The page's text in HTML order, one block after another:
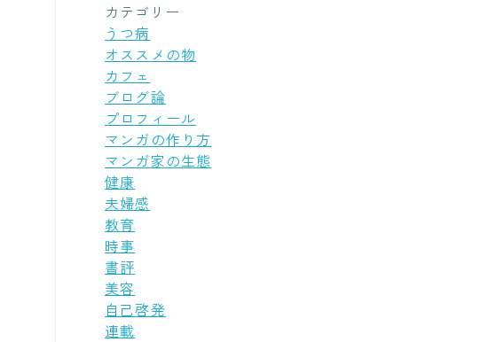
カテゴリー
うつ病
オススメの物
カフェ
ブログ論
プロフィール
マンガの作り方
マンガ家の生態
健康
夫婦感
教育
時事
書評
美容
自己啓発
連載